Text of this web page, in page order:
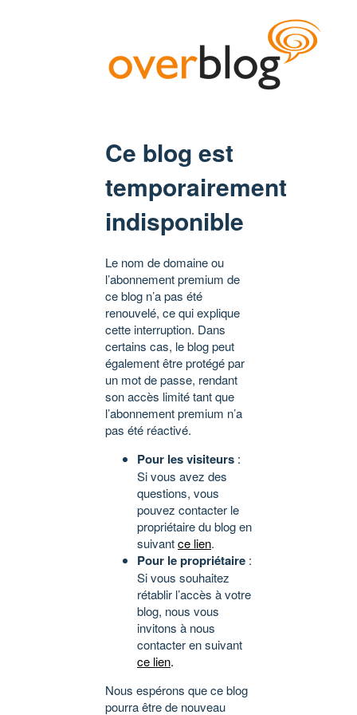
Ce blog est
temporairement
indisponible
Le nom de domaine ou
l’abonnement premium de
ce blog n’a pas été
renouvelé, ce qui explique
cette interruption. Dans
certains cas, le blog peut
également être protégé par
un mot de passe, rendant
son accès limité tant que
l’abonnement premium n’a
pas été réactivé.
Pour les visiteurs :
Si vous avez des
questions, vous
pouvez contacter le
propriétaire du blog en
suivantce lien.
Pour le propriétaire :
Si vous souhaitez
rétablir l’accès à votre
blog, nous vous
invitons à nous
contacter en suivant
ce lien.
Nous espérons que ce blog
pourra être de nouveau